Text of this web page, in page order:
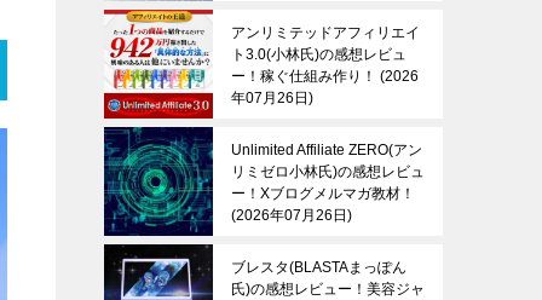
アンリミテッドアフィリエイ
ト3.0(小林氏)の感想レビュ
ー！稼ぐ仕組み作り！
2026
年07月26日
Unlimited Affiliate ZERO(アン
リミゼロ小林氏)の感想レビュ
ー！Xブログメルマガ教材！
2026年07月26日
ブレスタ(BLASTAまっぽん
氏)の感想レビュー！美容ジャ